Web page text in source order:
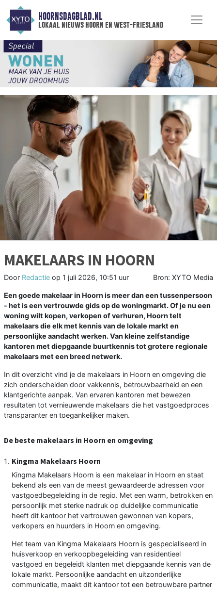
HOORNSDAGBLAD.NL
lokaal nieuws hoorn en west-friesland
MAKELAARS IN HOORN
Door Redactie op 1 juli 2026, 10:51 uur Bron: XYTO Media
Een goede makelaar in Hoorn is meer dan een tussenpersoon
- het is een vertrouwde gids op de woningmarkt. Of je nu een
woning wilt kopen, verkopen of verhuren, Hoorn telt
makelaars die elk met kennis van de lokale markt en
persoonlijke aandacht werken. Van kleine zelfstandige
kantoren met diepgaande buurtkennis tot grotere regionale
makelaars met een breed netwerk.
In dit overzicht vind je de makelaars in Hoorn en omgeving die
zich onderscheiden door vakkennis, betrouwbaarheid en een
klantgerichte aanpak. Van ervaren kantoren met bewezen
resultaten tot vernieuwende makelaars die het vastgoedproces
transparanter en toegankelijker maken.
De beste makelaars in Hoorn en omgeving
Kingma Makelaars Hoorn
Kingma Makelaars Hoorn is een makelaar in Hoorn en staat
bekend als een van de meest gewaardeerde adressen voor
vastgoedbegeleiding in de regio. Met een warm, betrokken en
persoonlijk met sterke nadruk op duidelijke communicatie
heeft dit kantoor het vertrouwen gewonnen van kopers,
verkopers en huurders in Hoorn en omgeving.
Het team van Kingma Makelaars Hoorn is gespecialiseerd in
huisverkoop en verkoopbegeleiding van residentieel
vastgoed en begeleidt klanten met diepgaande kennis van de
lokale markt. Persoonlijke aandacht en uitzonderlijke
communicatie, maakt dit kantoor tot een betrouwbare partner